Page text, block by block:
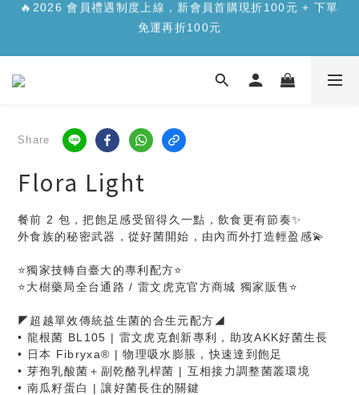
✨【新品上市】合生元樂醣版您的每日「正餐應援」，讓您
安心面對精緻澱糖>>>
✨【新品上市】合生元樂醣版您的每日「正餐應援」，讓您
安心面對精緻澱糖>>>
🔥2026 會員禮遇制度上線，新會員首購現折100元 + 下單
✨【新品上市】合生元樂醣版您的每日「正餐應援」，讓您
安心面對精緻澱糖>>>
Share
Flora Light
餐前 2 包，把飽足感受留得久一點，飲食更有節奏✨
外食族的秘密武器，從好菌開始，由內而外打造輕盈感💫
⭐獨家技轉自臺大的專利配方⭐
⭐大樹藥局全台通路 / 雷文虎克官方商城 獨家販售⭐
◤超越單效傳統益生菌的合生元配方◢
• 龍根菌 BL105 | 雷文虎克創新專利，助攻AKK好菌生長
• 日本 Fibryxa®︎ | 物理吸水膨脹，快速達到飽足
• 芽孢乳酸菌＋副乾酪乳桿菌 | 互相接力調整菌叢環境
• 南瓜籽蛋白 | 讓好菌長住的關鍵